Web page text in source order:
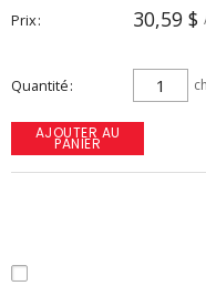
Prix 30,59 $
Quantité ch
AJOUTER AU
PANIER